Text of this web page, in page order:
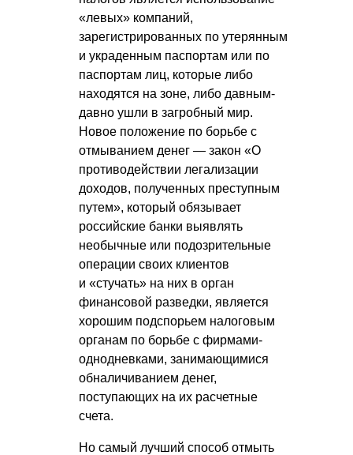
«левых» компаний,
зарегистрированных по утерянным
и украденным паспортам или по
паспортам лиц, которые либо
находятся на зоне, либо давным-
давно ушли в загробный мир.
Новое положение по борьбе с
отмыванием денег — закон «О
противодействии легализации
доходов, полученных преступным
путем», который обязывает
российские банки выявлять
необычные или подозрительные
операции своих клиентов
и «стучать» на них в орган
финансовой разведки, является
хорошим подспорьем налоговым
органам по борьбе с фирмами-
однодневками, занимающимися
обналичиванием денег,
поступающих на их расчетные
счета.
Но самый лучший способ отмыть